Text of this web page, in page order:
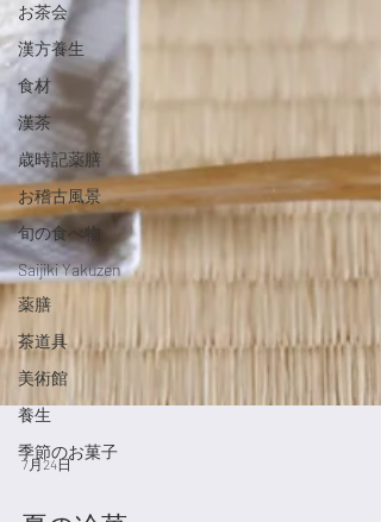
お茶会
漢方養生
食材
漢茶
歳時記薬膳
お稽古風景
旬の食べ物
Saijiki Yakuzen
薬膳
茶道具
美術館
養生
季節のお菓子